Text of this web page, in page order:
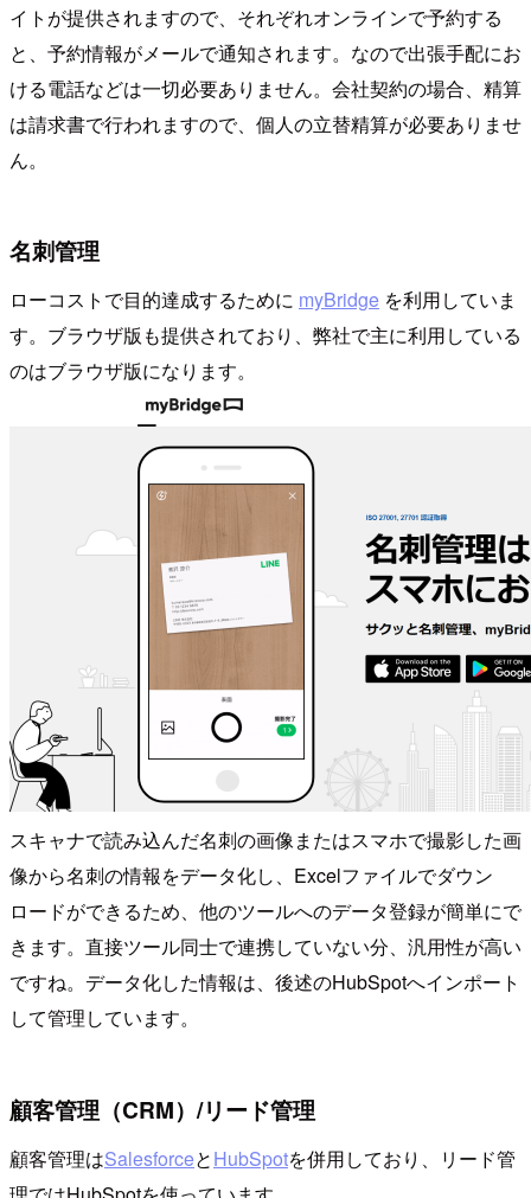
イトが提供されますので、それぞれオンラインで予約する
と、予約情報がメールで通知されます。なので出張手配にお
ける電話などは一切必要ありません。会社契約の場合、精算
は請求書で行われますので、個人の立替精算が必要ありませ
ん。
名刺管理
ローコストで目的達成するために myBridge を利用していま
す。ブラウザ版も提供されており、弊社で主に利用している
のはブラウザ版になります。
スキャナで読み込んだ名刺の画像またはスマホで撮影した画
像から名刺の情報をデータ化し、Excelファイルでダウン
ロードができるため、他のツールへのデータ登録が簡単にで
きます。直接ツール同士で連携していない分、汎用性が高い
ですね。データ化した情報は、後述のHubSpotへインポート
して管理しています。
顧客管理（CRM）/リード管理
顧客管理はSalesforceとHubSpotを併用しており、リード管